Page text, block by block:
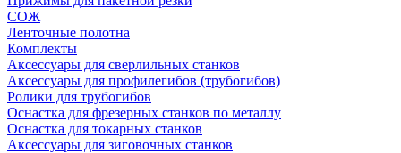
СОЖ
Ленточные полотна
Комплекты
Аксессуары для сверлильных станков
Аксессуары для профилегибов (трубогибов)
Ролики для трубогибов
Оснастка для фрезерных станков по металлу
Оснастка для токарных станков
Аксессуары для зиговочных станков